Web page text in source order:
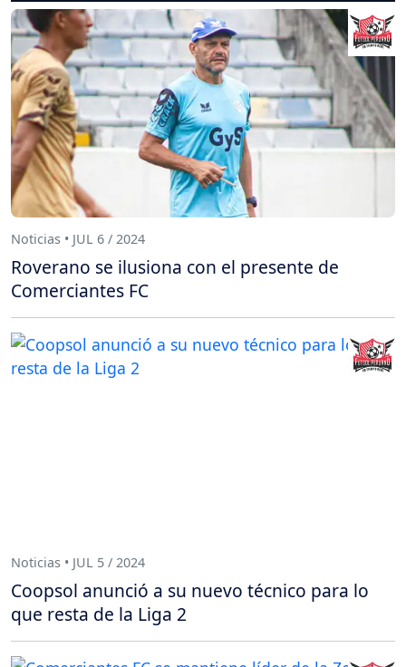
Noticias • JUL 6 / 2024
Roverano se ilusiona con el presente de
Comerciantes FC
Noticias • JUL 5 / 2024
Coopsol anunció a su nuevo técnico para lo
que resta de la Liga 2